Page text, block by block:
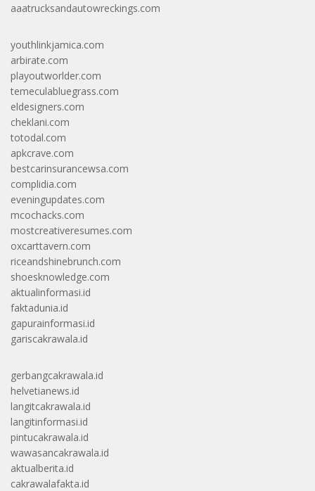
aaatrucksandautowreckings.com
youthlinkjamica.com
arbirate.com
playoutworlder.com
temeculabluegrass.com
eldesigners.com
cheklani.com
totodal.com
apkcrave.com
bestcarinsurancewsa.com
complidia.com
eveningupdates.com
mcochacks.com
mostcreativeresumes.com
oxcarttavern.com
riceandshinebrunch.com
shoesknowledge.com
aktualinformasi.id
faktadunia.id
gapurainformasi.id
gariscakrawala.id
gerbangcakrawala.id
helvetianews.id
langitcakrawala.id
langitinformasi.id
pintucakrawala.id
wawasancakrawala.id
aktualberita.id
cakrawalafakta.id